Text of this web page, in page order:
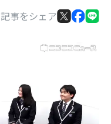
事をシェア